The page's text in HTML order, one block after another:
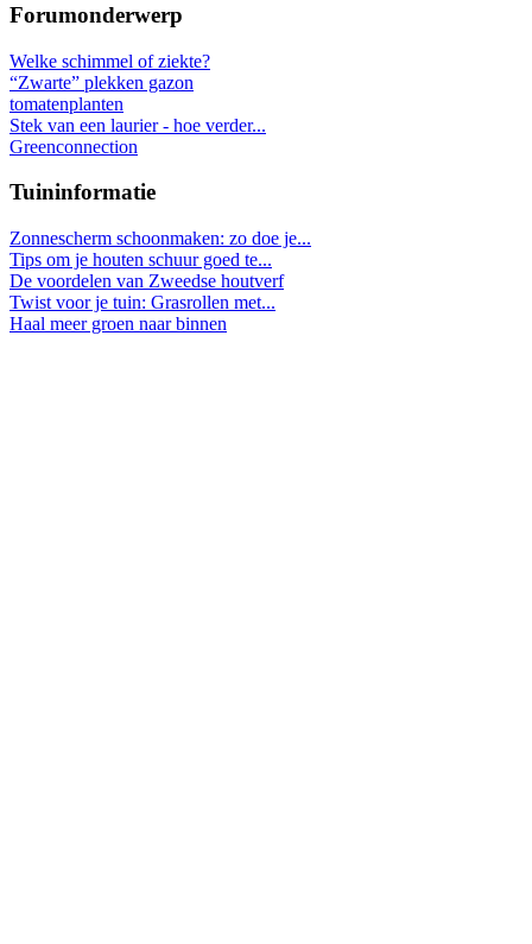
Forumonderwerp
Welke schimmel of ziekte?
“Zwarte” plekken gazon
tomatenplanten
Stek van een laurier - hoe verder...
Greenconnection
Tuininformatie
Zonnescherm schoonmaken: zo doe je...
Tips om je houten schuur goed te...
De voordelen van Zweedse houtverf
Twist voor je tuin: Grasrollen met...
Haal meer groen naar binnen